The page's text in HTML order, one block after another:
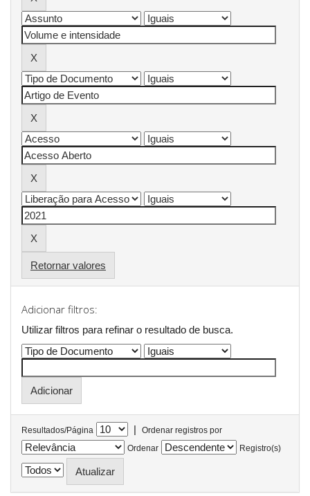
Retornar valores
Adicionar filtros:
Utilizar filtros para refinar o resultado de busca.
Resultados/Página |
Ordenar registros por
Ordenar
Registro(s)